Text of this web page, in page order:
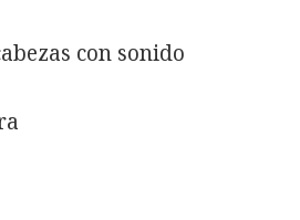
con sonido